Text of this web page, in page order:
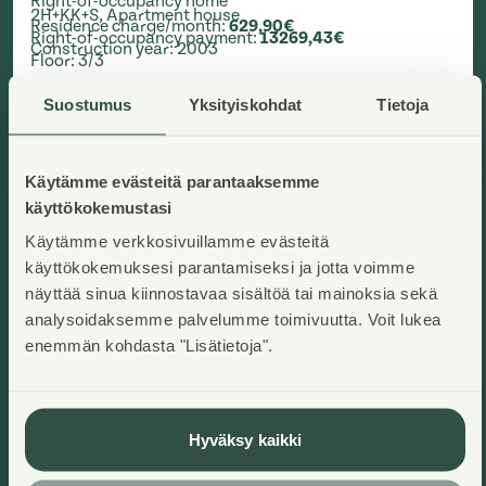
Suostumus Yksityiskohdat Tietoja
Käytämme evästeitä parantaaksemme
käyttökokemustasi
Käytämme verkkosivuillamme evästeitä
käyttökokemuksesi parantamiseksi ja jotta voimme
näyttää sinua kiinnostavaa sisältöä tai mainoksia sekä
analysoidaksemme palvelumme toimivuutta. Voit lukea
enemmän kohdasta "Lisätietoja".
Hyväksy kaikki
2H+KK+S,Apartment house
Residence charge/month:629,90€
Right-of-occupancy payment:13269,43€
Construction year:2003
Floor:3/3
Available now